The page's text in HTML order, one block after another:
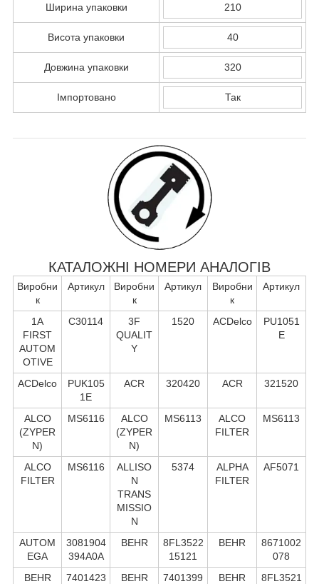
Ширина упаковки 210
Висота упаковки 40
Довжина упаковки 320
Імпортовано Так
КАТАЛОЖНІ НОМЕРИ АНАЛОГІВ
Виробни
к
Артикул
Виробни
к
Артикул
Виробни
к
Артикул
1A
FIRST
AUTOM
OTIVE
C30114
3F
QUALIT
Y
1520 ACDelco
PU1051
E
ACDelco
PUK105
1E
ACR 320420 ACR 321520
ALCO
(ZYPER
N)
MS6116
ALCO
(ZYPER
N)
MS6113
ALCO
FILTER
MS6113
ALCO
FILTER
MS6116
ALLISO
N
TRANS
MISSIO
N
5374
ALPHA
FILTER
AF5071
AUTOM
EGA
3081904
394A0A
BEHR
8FL3522
15121
BEHR
8671002
078
BEHR
7401423 BEHR 7401399 BEHR
8FL3521